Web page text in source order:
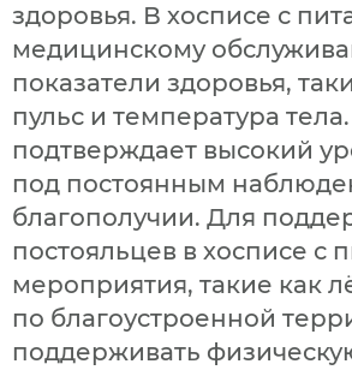
здоровья. В хосписе с
медицинскому
показатели здоровья,
пульс и температура
подтверждает высокий
под постоянным
благополучии. Для
постояльцев в хосписе с
мероприятия, такие как
по благоустроенной
поддерживать